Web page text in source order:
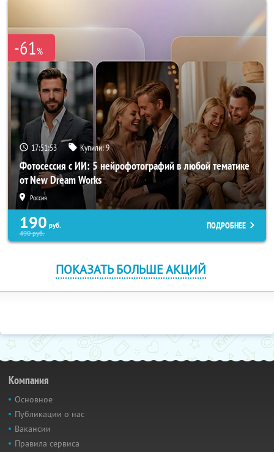
-61%
17:51:53 Купили:9
Фотосессия с ИИ: 5 нейрофотографий в любой тематике
от New Dream Works
Россия
190 руб.
490руб.
ПОДРОБНЕЕ
ПОКАЗАТЬ БОЛЬШЕ АКЦИЙ
Компания
Основное
Публикации о нас
Вакансии
Правила сервиса